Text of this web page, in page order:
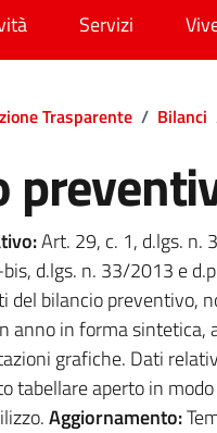
Servizi
Trasparente / Bilanci
Art. 29, c. 1, d.lgs. n.
d.lgs. n. 33/2013 e
del bilancio preventivo,
anno in forma sintetica,
grafiche. Dati
tabellare aperto in
Aggiornamento: